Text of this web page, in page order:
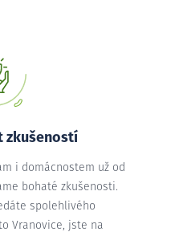
zkušeností
i domácnostem už od
bohaté zkušenosti.
spolehlivého
Vranovice, jste na